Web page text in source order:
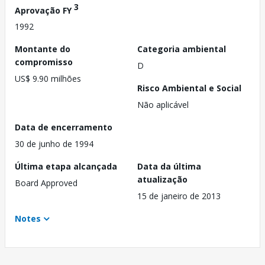
Aprovação FY3
1992
Montante do
compromisso
US$ 9.90 milhões
Categoria ambiental
D
Risco Ambiental e Social
Não aplicável
Data de encerramento
30 de junho de 1994
Última etapa alcançada
Board Approved
Data da última
atualização
15 de janeiro de 2013
Notes